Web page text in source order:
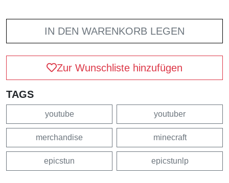
IN DEN WARENKORB LEGEN
Zur Wunschliste hinzufügen
TAGS
youtube youtuber
merchandise minecraft
epicstun epicstunlp